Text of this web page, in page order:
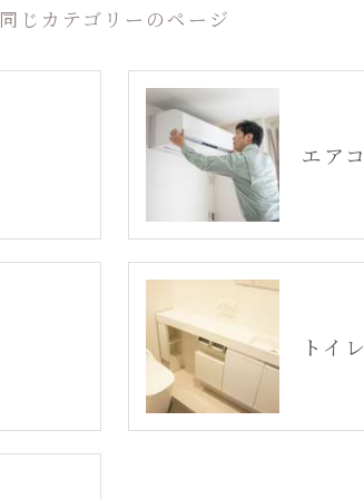
同じカテゴリーのページ
エア
トイ